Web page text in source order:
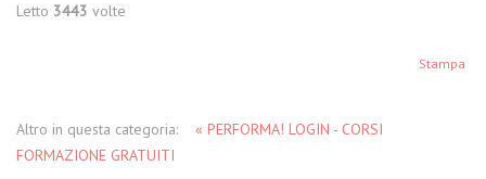
Letto 3443 volte
Stampa
Altro in questa categoria:
« PERFORMA! LOGIN - CORSI
FORMAZIONE GRATUITI